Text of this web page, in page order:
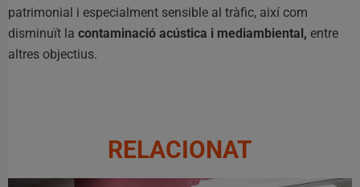
patrimonial i especialment sensible al tràfic, així com
disminuït la contaminació acústica i mediambiental, entre
altres objectius.
RELACIONAT